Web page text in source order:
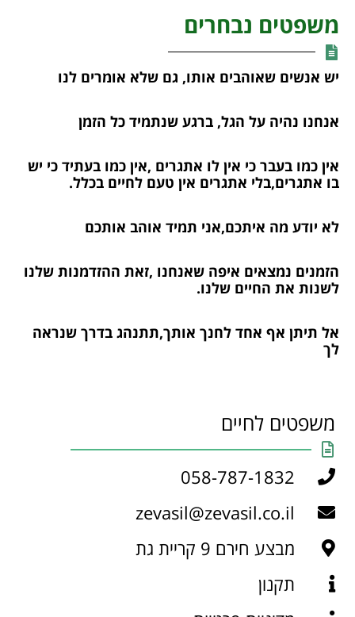
משפטים נבחרים
יש אנשים שאוהבים אותו, גם שלא אומרים לנו
אנחנו נהיה על הגל, ברגע שנתמיד כל הזמן
אין כמו בעבר כי אין לו אתגרים ,אין כמו בעתיד כי יש
בו אתגרים,בלי אתגרים אין טעם לחיים בכלל.
לא יודע מה איתכם,אני תמיד אוהב אותכם
הזמנים נמצאים איפה שאנחנו ,זאת ההזדמנות שלנו
לשנות את החיים שלנו.
אל תיתן אף אחד לחנך אותך,תתנהג בדרך שנראה
לך
משפטים לחיים
058-787-1832
zevasil@zevasil.co.il
מבצע חירם 9 קריית גת
תקנון